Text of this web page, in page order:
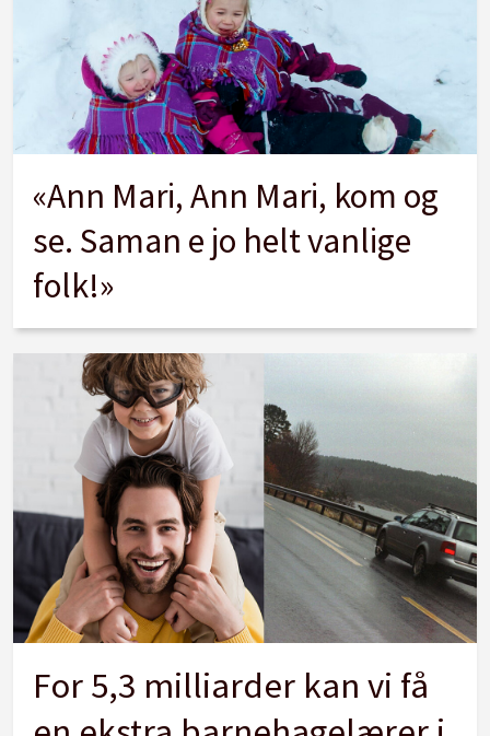
«Ann Mari, Ann Mari, kom og
se. Saman e jo helt vanlige
folk!»
For 5,3 milliarder kan vi få